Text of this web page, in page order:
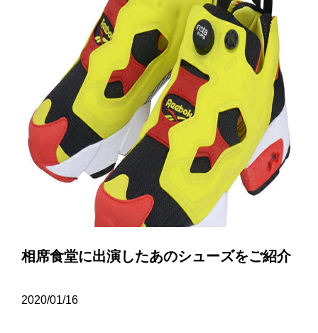
相席食堂に出演したあのシューズをご紹介
2020/01/16